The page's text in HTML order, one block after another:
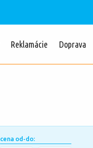
Reklamácie Doprava
cena od-do: